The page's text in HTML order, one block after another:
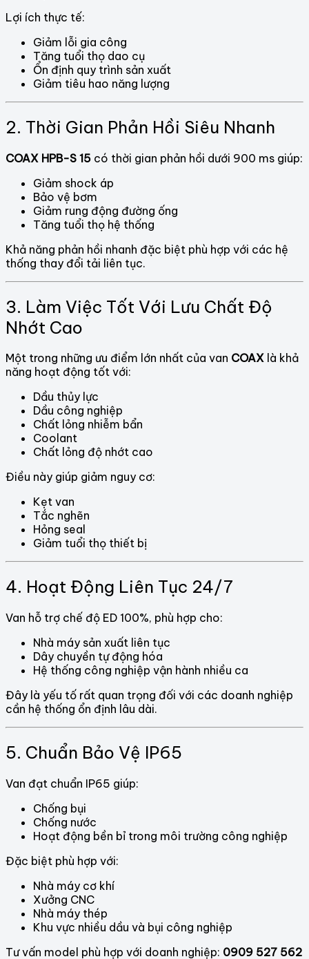
Lợi ích thực tế:
Giảm lỗi gia công
Tăng tuổi thọ dao cụ
Ổn định quy trình sản xuất
Giảm tiêu hao năng lượng
2. Thời Gian Phản Hồi Siêu Nhanh
COAX HPB-S 15 có thời gian phản hồi dưới 900 ms giúp:
Giảm shock áp
Bảo vệ bơm
Giảm rung động đường ống
Tăng tuổi thọ hệ thống
Khả năng phản hồi nhanh đặc biệt phù hợp với các hệ
thống thay đổi tải liên tục.
3. Làm Việc Tốt Với Lưu Chất Độ
Nhớt Cao
Một trong những ưu điểm lớn nhất của van COAX là khả
năng hoạt động tốt với:
Dầu thủy lực
Dầu công nghiệp
Chất lỏng nhiễm bẩn
Coolant
Chất lỏng độ nhớt cao
Điều này giúp giảm nguy cơ:
Kẹt van
Tắc nghẽn
Hỏng seal
Giảm tuổi thọ thiết bị
4. Hoạt Động Liên Tục 24/7
Van hỗ trợ chế độ ED 100%, phù hợp cho:
Nhà máy sản xuất liên tục
Dây chuyền tự động hóa
Hệ thống công nghiệp vận hành nhiều ca
Đây là yếu tố rất quan trọng đối với các doanh nghiệp
cần hệ thống ổn định lâu dài.
5. Chuẩn Bảo Vệ IP65
Van đạt chuẩn IP65 giúp:
Chống bụi
Chống nước
Hoạt động bền bỉ trong môi trường công nghiệp
Đặc biệt phù hợp với:
Nhà máy cơ khí
Xưởng CNC
Nhà máy thép
Khu vực nhiều dầu và bụi công nghiệp
Tư vấn model phù hợp với doanh nghiệp: 0909 527 562